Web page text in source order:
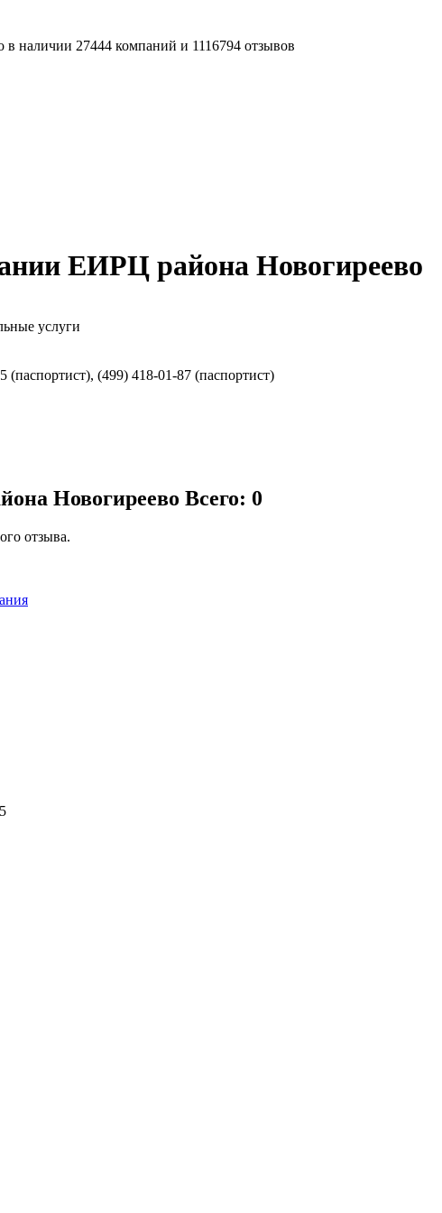
в наличии 27444 компаний и 1116794 отзывов
ЕИРЦ района Новогиреево
услуги
(паспортист), (499) 418-01-87 (паспортист)
Новогиреево Всего: 0
отзыва.